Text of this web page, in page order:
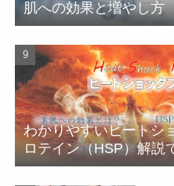
肌への効果と増やし方
わかりやすいヒートシ
ロテイン（HSP）解説
くり！